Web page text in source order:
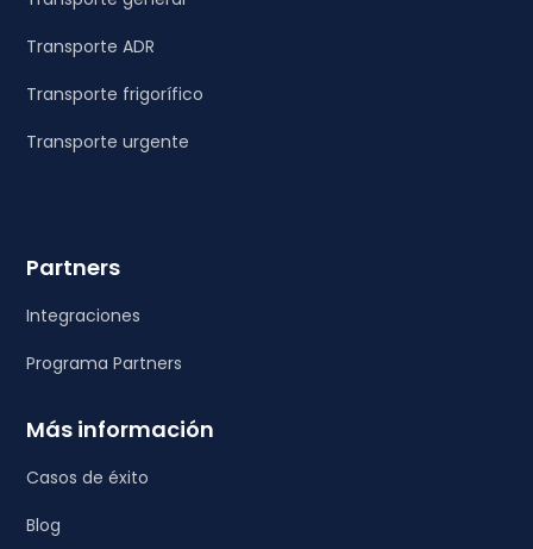
Transporte ADR
Transporte frigorífico
Transporte urgente
Partners
Integraciones
Programa Partners
Más información
Casos de éxito
Blog